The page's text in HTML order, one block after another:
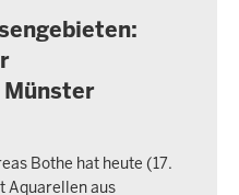
Bothe hat heute (17.
Aquarellen aus